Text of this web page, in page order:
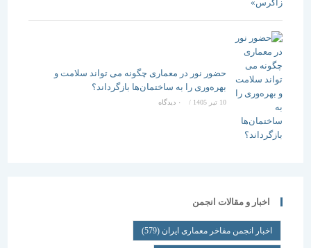
حضور نور در معماری چگونه می تواند سلامت و
بهره‌وری را به ساختمان‌ها بازگرداند؟
/ ۰ دیدگاه
اخبار و مقالات انجمن
اخبار انجمن مفاخر معماری ایران (579)